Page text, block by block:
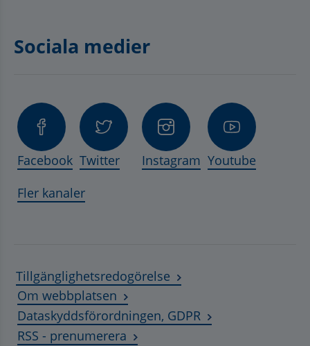
Sociala medier
Facebook Twitter Instagram Youtube
Fler kanaler
Tillgänglighetsredogörelse
Om webbplatsen
Dataskyddsförordningen, GDPR
RSS - prenumerera